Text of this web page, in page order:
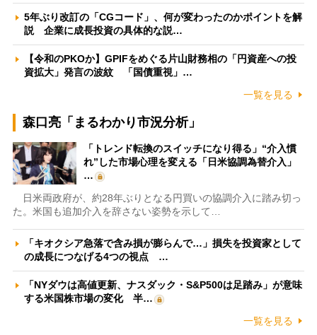
5年ぶり改訂の「CGコード」、何が変わったのかポイントを解
説 企業に成長投資の具体的な説…
【令和のPKOか】GPIFをめぐる片山財務相の「円資産への投
資拡大」発言の波紋 「国債重視」…
一覧を見る
森口亮「まるわかり市況分析」
「トレンド転換のスイッチになり得る」“介入慣
れ”した市場心理を変える「日米協調為替介入」
…
日米両政府が、約28年ぶりとなる円買いの協調介入に踏み切っ
た。米国も追加介入を辞さない姿勢を示して…
「キオクシア急落で含み損が膨らんで…」損失を投資家として
の成長につなげる4つの視点 …
「NYダウは高値更新、ナスダック・S&P500は足踏み」が意味
する米国株市場の変化 半…
一覧を見る